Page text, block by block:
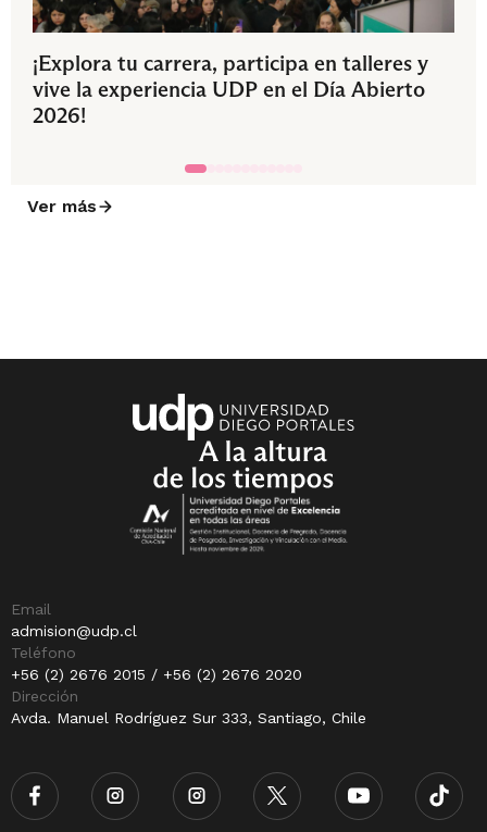
¡Explora tu carrera, participa en talleres y
vive la experiencia UDP en el Día Abierto
2026!
Ver más
Email
admision@udp.cl
Teléfono
+56 (2) 2676 2015 / +56 (2) 2676 2020
Dirección
Avda. Manuel Rodríguez Sur 333, Santiago, Chile